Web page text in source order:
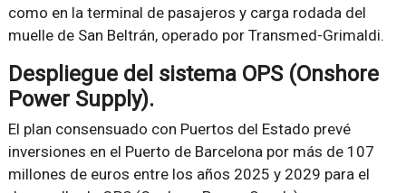
como en la terminal de pasajeros y carga rodada del
muelle de San Beltrán, operado por Transmed-Grimaldi.
Despliegue del sistema OPS (Onshore
Power Supply).
El plan consensuado con Puertos del Estado prevé
inversiones en el Puerto de Barcelona por más de 107
millones de euros entre los años 2025 y 2029 para el